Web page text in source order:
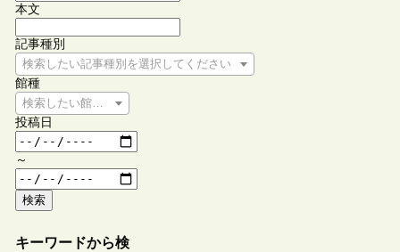
本文
記事種別
検索したい記事種別を選択してください
館種
検索したい館種を選択してください
投稿日
～
検索
キーワードから検